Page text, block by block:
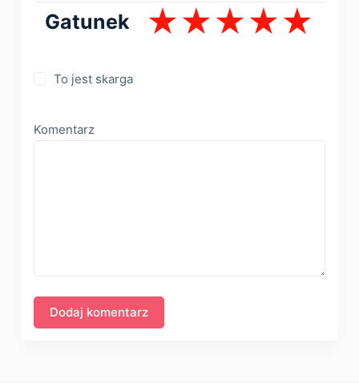
Gatunek
To jest skarga
Komentarz